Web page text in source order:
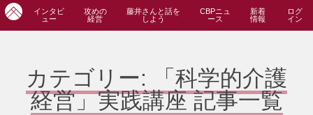
インタビ
ュー
攻めの
経営
藤井さんと話を
しよう
CBPニュ
ース
新着
情報
ログ
イン
カテゴリー:
「科学的介護
経営」実践講座記事一覧